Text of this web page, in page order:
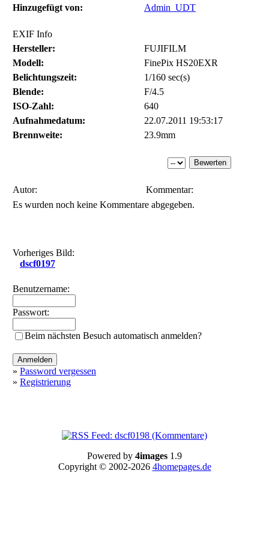
Hinzugefügt von:
Admin_UDT
EXIF Info
Hersteller:
FUJIFILM
Modell:
FinePix HS20EXR
Belichtungszeit:
1/160 sec(s)
Blende:
F/4.5
ISO-Zahl:
640
Aufnahmedatum:
22.07.2011 19:53:17
Brennweite:
23.9mm
Autor:
Kommentar:
Es wurden noch keine Kommentare abgegeben.
Vorheriges Bild:
dscf0197
Benutzername:
Passwort:
Beim nächsten Besuch automatisch anmelden?
» Password vergessen
» Registrierung
Powered by 4images 1.9
Copyright © 2002-2026 4homepages.de